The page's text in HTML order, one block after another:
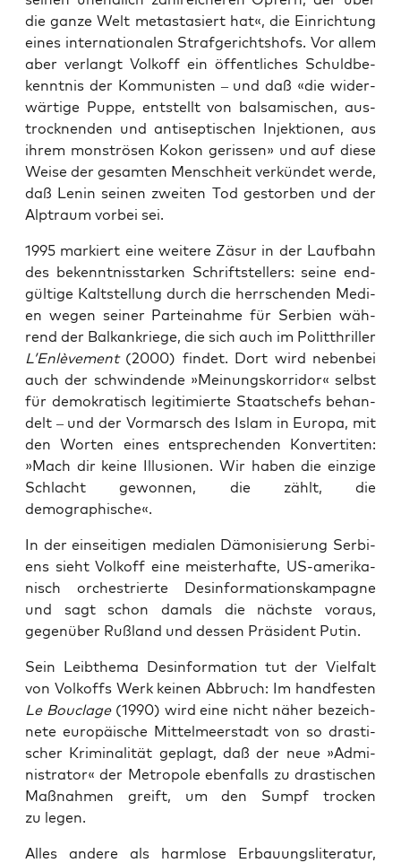
die gan­ze Welt metasta­siert hat«, die Ein­rich­tung
eines inter­na­tio­na­len Straf­ge­richts­hofs. Vor allem
aber ver­langt Vol­koff ein öffent­li­ches Schuld­be­
kennt­nis der Kom­mu­nis­ten – und daß «die wider­
wär­ti­ge Pup­pe, ent­stellt von bal­sa­mi­schen, aus­
trock­nen­den und anti­sep­ti­schen Injek­tio­nen, aus
ihrem mons­trö­sen Kokon geris­sen» und auf die­se
Wei­se der gesam­ten Mensch­heit ver­kün­det wer­de,
daß Lenin sei­nen zwei­ten Tod gestor­ben und der
Alp­traum vor­bei sei.
1995 mar­kiert eine wei­te­re Zäsur in der Lauf­bahn
des bekennt­nis­star­ken Schrift­stel­lers: sei­ne end­
gül­ti­ge Kalt­stel­lung durch die herr­schen­den Medi­
en wegen sei­ner Par­tei­nah­me für Ser­bi­en wäh­
rend der Bal­kan­krie­ge, die sich auch im Polit­thril­ler
L’Enlèvement (2000) fin­det. Dort wird neben­bei
auch der schwin­den­de »Mei­nungs­kor­ri­dor« selbst
für demo­kra­tisch legi­ti­mier­te Staats­chefs behan­
delt – und der Vor­marsch des Islam in Eu­ropa, mit
den Wor­ten eines ent­spre­chen­den Kon­ver­ti­ten:
»Mach dir kei­ne Illu­sio­nen. Wir haben die ein­zi­ge
Schlacht gewon­nen, die zählt, die
demographische«.
In der ein­sei­ti­gen media­len Dämo­ni­sie­rung Ser­bi­
ens sieht Vol­koff eine meis­ter­haf­te, US-ame­ri­ka­
nisch orches­trier­te Des­in­for­ma­ti­ons­kam­pa­gne
und sagt schon damals die nächs­te vor­aus,
gegen­über Ruß­land und des­sen Prä­si­dent Putin.
Sein Leib­the­ma Des­in­for­ma­ti­on tut der Viel­falt
von Vol­koffs Werk kei­nen Abbruch: Im hand­fes­ten
Le Bou­cla­ge(1990) wird eine nicht näher bezeich­
ne­te euro­päi­sche Mit­tel­meer­stadt von so dras­ti­
scher Kri­mi­na­li­tät geplagt, daß der neue »Admi­
nis­tra­tor« der Metro­po­le eben­falls zu dras­ti­schen
Maß­nah­men greift, um den Sumpf tro­cken
zu legen.
Alles ande­re als harm­lo­se Erbau­ungs­li­te­ra­tur,